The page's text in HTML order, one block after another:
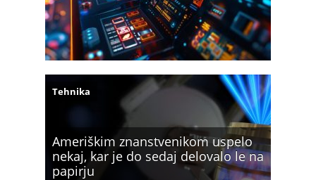
Ameriškim znanstvenikom uspelo
nekaj, kar je do sedaj delovalo le na
papirju
Tehnika